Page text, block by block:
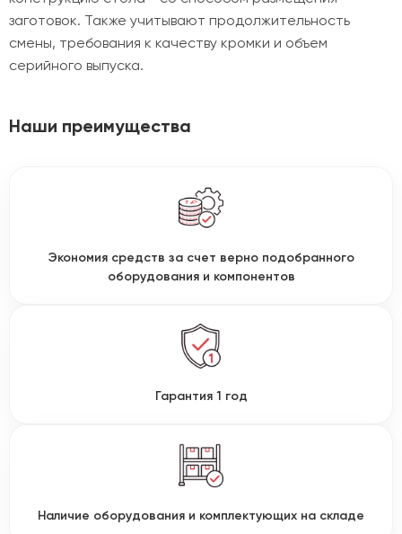
заготовок. Также учитывают продолжительность
смены, требования к качеству кромки и объем
серийного выпуска.
Наши преимущества
Экономия средств за счет верно подобранного
оборудования и компонентов
Гарантия 1 год
Наличие оборудования и комплектующих на складе